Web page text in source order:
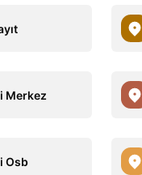
Merkez
Osb